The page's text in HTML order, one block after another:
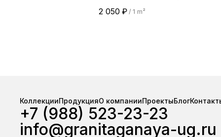
2 050 ₽ / 1 m²
КоллекцииПродукцияО компанииПроектыБлог
+7 (988) 523-23-23
info@granitaganaya-ug.ru